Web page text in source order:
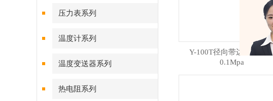
压力表系列
温度计系列
温度变送器系列
热电阻系列
Y-100T径向带边压力表 0-
0.1Mpa